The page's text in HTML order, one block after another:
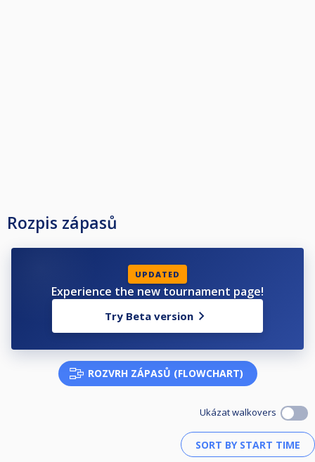
Rozpis zápasů
UPDATED
Experience the new tournament page!
Try Beta version
ROZVRH ZÁPASŮ (FLOWCHART)
Ukázat walkovers